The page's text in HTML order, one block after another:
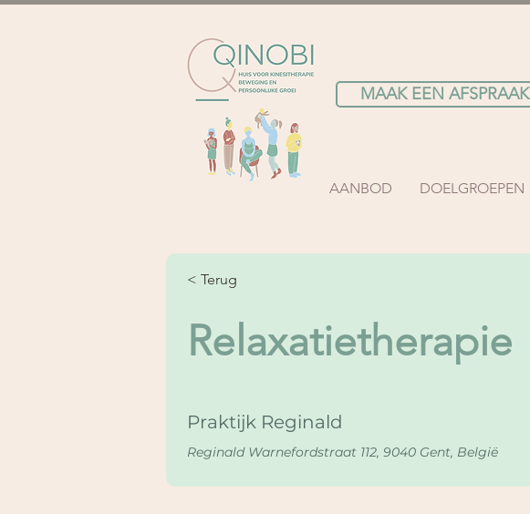
MAAK EEN AFSPRAAK
AANBOD DOELGROEPEN
< Terug
Relaxatietherapie
Praktijk Reginald
Reginald Warnefordstraat 112, 9040 Gent, België